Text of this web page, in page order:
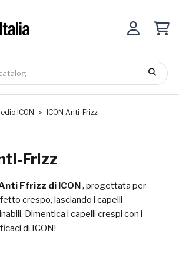
ICON ICON Anti-Frizz
Frizz
Ffrizz di ICON, progettata per
crespo, lasciando i capelli
Dimentica i capelli crespi con i
di ICON!